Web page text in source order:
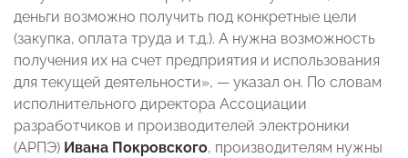
деньги возможно получить под конкретные цели
(закупка, оплата труда и т.д.). А нужна возможность
получения их на счет предприятия и использования
для текущей деятельности», — указал он. По словам
исполнительного директора Ассоциации
разработчиков и производителей электроники
(АРПЭ) Ивана Покровского, производителям нужны